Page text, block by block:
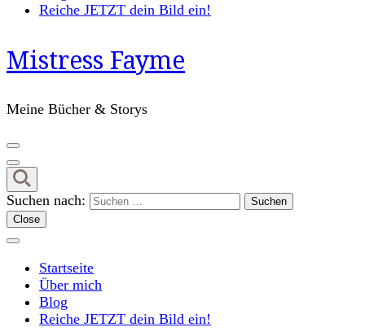
Reiche JETZT dein Bild ein!
Mistress Fayme
Meine Bücher & Storys
Suchen nach:
Close
Startseite
Über mich
Blog
Reiche JETZT dein Bild ein!